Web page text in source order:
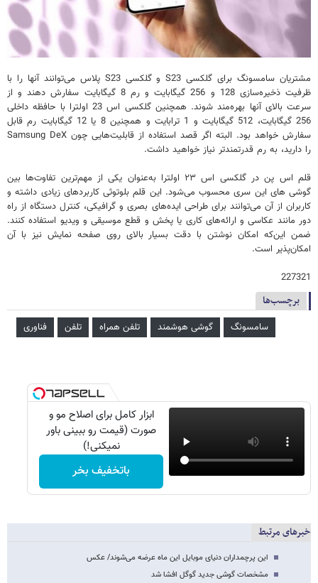
مشتریان سامسونگ برای گلکسی S23 و گلکسی S23 پلاس می‌توانند آنها را با
ظرفیت ذخیره‌سازی 128 و 256 گیگابایت و رم 8 گیگابایت سفارش دهند و از
سرعت بالای آنها بهره‌مند شوند. همچنین گلکسی اس 23 اولترا با حافظه داخلی
256 گیگابایت، 512 گیگابایت و 1 ترابایت و همچنین 8 یا 12 گیگابایت رم قابل
سفارش خواهد بود. البته اگر قصد استفاده از قابلیت‌هایی چون Samsung DeX
را دارید، به رم قدرتمندتر نیاز خواهید داشت.
قلم اس پن در گلکسی اس ۲۳ اولترا به‌عنوان یکی از مهم‌ترین تفاوت‌ها بین
گوشی های این سری محسوب می‌شود. این قلم بلوتوثی کاربردهای زیادی داشته و
کاربران از آن می‌توانند برای طراحی ایده‌های بصری و گرافیکی، کنترل دستگاه از راه
دور مانند عکاسی و ارائه‌های کاری یا پخش و قطع موسیقی و ویدیو استفاده کنند.
ضمن این‌که امکان نوشتن با دقت بسیار بالای روی صفحه نمایش نیز با آن
امکان‌پذیر است.
227321
برچسب‌ها
سامسونگ گوشی هوشمند تلفن همراه تلفن فناوری
ابزار کامل برای اصلاح مو و
صورت (قیمت رو ببینی باور
نمیکنی!)
باتخفیف بخر
خبرهای مرتبط
این پرچمداران دنیای موبایل این ماه عرضه می‌شوند/ عکس
مشخصات گوشی جدید گوگل افشا شد